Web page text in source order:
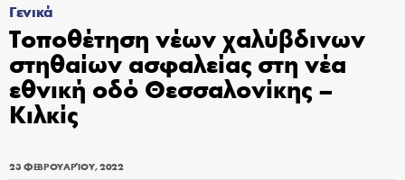
Γενικά
Τοποθέτηση νέων χαλύβδινων
στηθαίων ασφαλείας στη νέα
εθνική οδό Θεσσαλονίκης –
Κιλκίς
23 ΦΕΒΡΟΥΑΡΊΟΥ, 2022